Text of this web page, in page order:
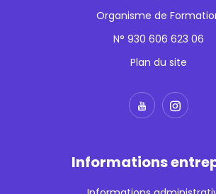
Organisme de
N° 930 606 623 06
Plan du site
Informations